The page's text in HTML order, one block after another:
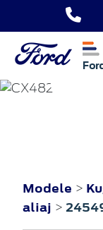
KUGA
Modele >
aliaj >